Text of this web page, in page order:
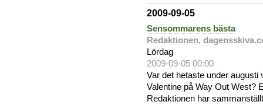
2009-09-05
Sensommarens bästa
Redaktionen,
Lördag
2009-09-05 00:00
Var det hetaste under
Valentine på Way Out West?
Redaktionen har